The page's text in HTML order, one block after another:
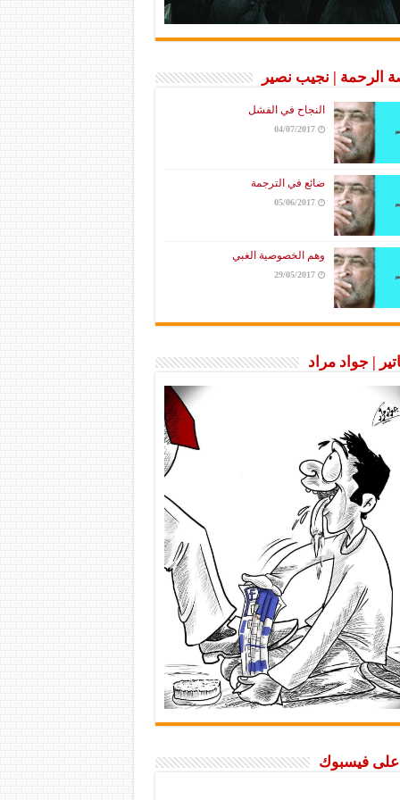
الرحمة | نجيب نصير
النجاح في الفشل
04/07/2017
ضائع في الترجمة
05/06/2017
وهم الخصوصية الغبي
29/05/2017
| جواد مراد
على فيسبوك